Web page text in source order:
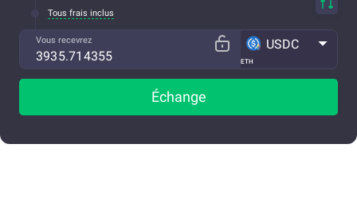
Tous frais inclus
Vous recevrez
ETH
USDC
Échange